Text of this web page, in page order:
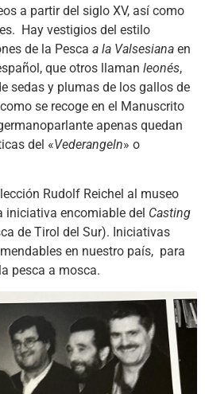
a partir del siglo XV, así como
Hay vestigios del estilo
de la Pesca a la Valsesiana en
que otros llaman leonés,
sedas y plumas de los gallos de
se recoge en el Manuscrito
apenas quedan
del «Vederangeln» o
Rudolf Reichel al museo
iniciativa encomiable del Casting
de Tirol del Sur). Iniciativas
en nuestro país, para
pesca a mosca.